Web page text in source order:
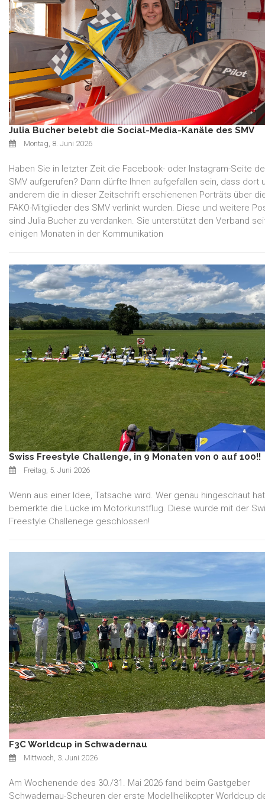
Julia Bucher belebt die Social-Media-Kanäle des SMV
Montag, 8. Juni 2026
Haben Sie in letzter Zeit die Facebook- oder Instagram-Seite
SMV aufgerufen? Dann dürfte Ihnen aufgefallen sein, dass dort
anderem die in dieser Zeitschrift erschienenen Porträts über
FAKO-Mitglieder des SMV verlinkt wurden. Diese und weitere
sind Julia Bucher zu verdanken. Sie unterstützt den Verband
einigen Monaten in der Kommunikation
Swiss Freestyle Challenge, in 9 Monaten von 0 auf 100!!
Freitag, 5. Juni 2026
Wenn aus einer Idee, Tatsache wird. Wer genau hingeschaut
bemerkte die Lücke im Motorkunstflug. Diese wurde mit der
Freestyle Challenege geschlossen!
F3C Worldcup in Schwadernau
Mittwoch, 3. Juni 2026
Am Wochenende des 30./31. Mai 2026 fand beim Gastgeber
Schwadernau-Scheuren der erste Modellhelikopter Worldcup